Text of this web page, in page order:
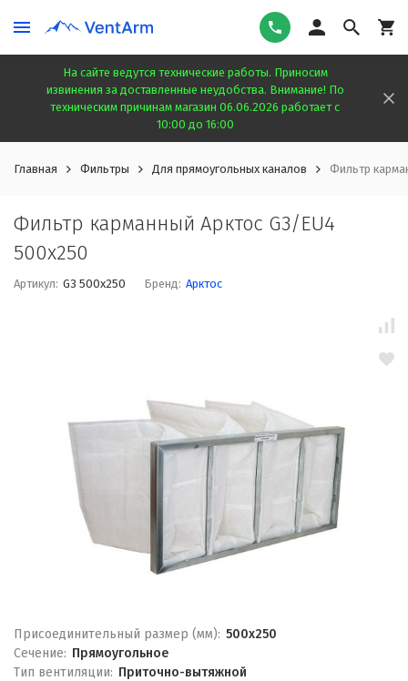
На сайте ведутся технические работы. Приносим
извинения за доставленные неудобства. Внимание! По
техническим причинам магазин 06.06.2026 работает с
10:00 до 16:00
Главная Фильтры Для прямоугольных каналов Фильтр
Фильтр карманный Арктос G3/EU4
500x250
Артикул: G3 500x250 Бренд: Арктос
Присоединительный размер (мм): 500x250
Сечение: Прямоугольное
Тип вентиляции: Приточно-вытяжной